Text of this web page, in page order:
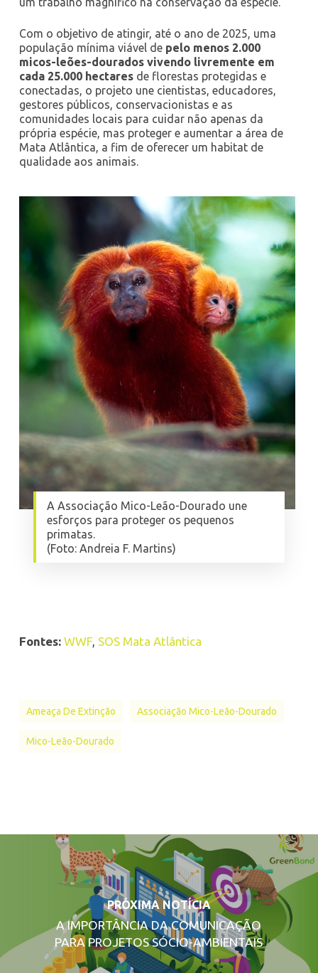
Com o objetivo de atingir, até o ano de 2025, uma
população mínima viável de pelo menos 2.000
micos-leões-dourados vivendo livremente em
cada 25.000 hectares de florestas protegidas e
conectadas, o projeto une cientistas, educadores,
gestores públicos, conservacionistas e as
comunidades locais para cuidar não apenas da
própria espécie, mas proteger e aumentar a área de
Mata Atlântica, a fim de oferecer um habitat de
qualidade aos animais.
A Associação Mico-Leão-Dourado une
esforços para proteger os pequenos
primatas.
(Foto: Andreia F. Martins)
Fontes: WWF, SOS Mata Atlântica
Ameaça De Extinção Associação Mico-Leão-Dourado
Mico-Leão-Dourado
PRÓXIMA NOTÍCIA
A IMPORTÂNCIA DA COMUNICAÇÃO
PARA PROJETOS SÓCIO-AMBIENTAIS